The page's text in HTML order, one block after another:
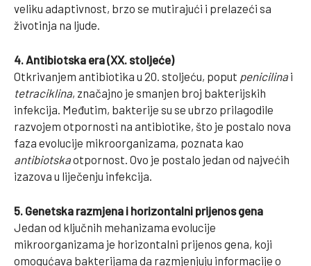
veliku adaptivnost, brzo se mutirajući i prelazeći sa
životinja na ljude.
4. Antibiotska era (XX. stoljeće)
Otkrivanjem antibiotika u 20. stoljeću, poput penicilina i
tetraciklina, značajno je smanjen broj bakterijskih
infekcija. Međutim, bakterije su se ubrzo prilagodile
razvojem otpornosti na antibiotike, što je postalo nova
faza evolucije mikroorganizama, poznata kao
antibiotskaotpornost. Ovo je postalo jedan od najvećih
izazova u liječenju infekcija.
5. Genetska razmjena i horizontalni prijenos gena
Jedan od ključnih mehanizama evolucije
mikroorganizama je horizontalni prijenos gena, koji
omogućava bakterijama da razmjenjuju informacije o